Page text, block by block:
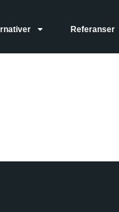
Referanser